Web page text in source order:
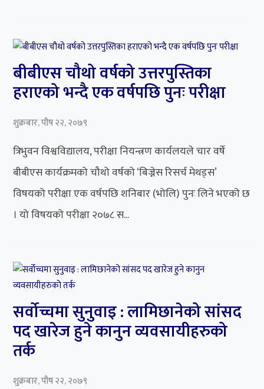
बीबीएस चौथो वर्षको उत्तरपुस्तिका
हराएको भन्दै एक वर्षपछि पुनः परीक्षा
शुक्रबार, पौष २२, २०७९
त्रिभुवन विश्वविद्यालय, परीक्षा नियन्त्रण कार्यलयले चार वर्षे
बीबीएस कार्यक्रमको चौथो वर्षको ‘बिज्नेस रिसर्च मेथड्स’
विषयको परीक्षा एक वर्षपछि शनिबार (भोलि) पुनः लिने भएको छ
। यो विषयको परीक्षा २०७८ स...
सर्वोच्चमा सुनुवाइ : लामिछानेको सांसद
पद खारेज हुने कानुन व्यवसायीहरुको
तर्क
शुक्रबार, पौष २२, २०७९